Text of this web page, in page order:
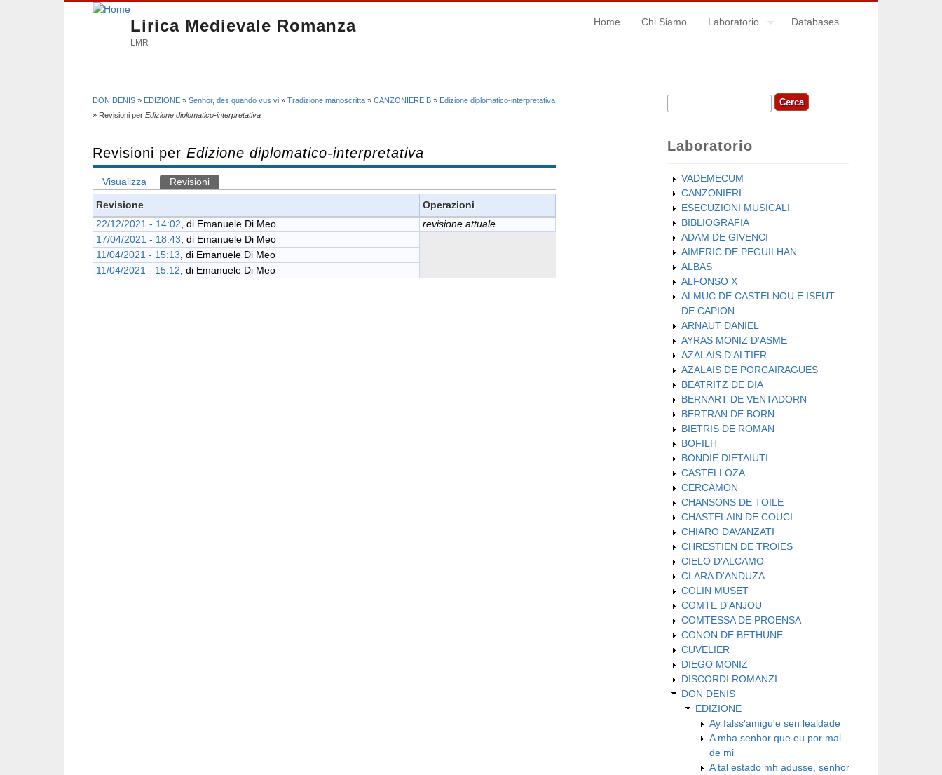
Lirica Medievale Romanza
LMR
Home Chi Siamo Laboratorio Databases
Tu sei qui
DON DENIS » EDIZIONE » Senhor, des quando vus vi » Tradizione manoscritta » CANZONIERE B » Edizione diplomatico-interpretativa
» Revisioni per Edizione diplomatico-interpretativa
Revisioni per Edizione diplomatico-interpretativa
Schede primarie
Visualizza Revisioni
Revisione
Operazioni
22/12/2021 - 14:02 , di Emanuele Di Meo
revisione attuale
17/04/2021 - 18:43 , di Emanuele Di Meo
11/04/2021 - 15:13 , di Emanuele Di Meo
11/04/2021 - 15:12 , di Emanuele Di Meo
Form di ricerca
Cerca
Laboratorio
VADEMECUM
CANZONIERI
ESECUZIONI MUSICALI
BIBLIOGRAFIA
ADAM DE GIVENCI
AIMERIC DE PEGUILHAN
ALBAS
ALFONSO X
ALMUC DE CASTELNOU E ISEUT
DE CAPION
ARNAUT DANIEL
AYRAS MONIZ D'ASME
AZALAIS D'ALTIER
AZALAIS DE PORCAIRAGUES
BEATRITZ DE DIA
BERNART DE VENTADORN
BERTRAN DE BORN
BIETRIS DE ROMAN
BOFILH
BONDIE DIETAIUTI
CASTELLOZA
CERCAMON
CHANSONS DE TOILE
CHASTELAIN DE COUCI
CHIARO DAVANZATI
CHRESTIEN DE TROIES
CIELO D'ALCAMO
CLARA D'ANDUZA
COLIN MUSET
COMTE D'ANJOU
COMTESSA DE PROENSA
CONON DE BETHUNE
CUVELIER
DIEGO MONIZ
DISCORDI ROMANZI
DON DENIS
EDIZIONE
Ay falss'amigu'e sen lealdade
A mha senhor que eu por mal
de mi
A tal estado mh adusse, senhor